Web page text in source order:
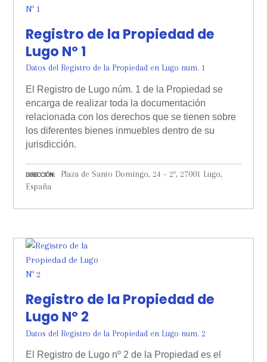
Registro de la Propiedad de
Lugo Nº 1
Datos del Registro de la Propiedad en Lugo num. 1
El Registro de Lugo núm. 1 de la Propiedad se
encarga de realizar toda la documentación
relacionada con los derechos que se tienen sobre
los diferentes bienes inmuebles dentro de su
jurisdicción.
DIRECCIÓN
Plaza de Santo Domingo, 24 – 2º, 27001 Lugo,
España
Registro de la Propiedad de
Lugo Nº 2
Datos del Registro de la Propiedad en Lugo num. 2
El Registro de Lugo nº 2 de la Propiedad es el